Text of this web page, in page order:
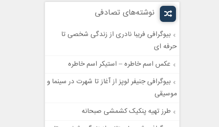
نوشته‌های تصادفی
بیوگرافی فریبا نادری از زندگی شخصی تا
حرفه ای
عکس اسم خاطره – استیکر اسم خاطره
بیوگرافی جنیفر لوپز از آغاز تا شهرت در سینما و
موسیقی
طرز تهیه پنکیک کشمشی صبحانه